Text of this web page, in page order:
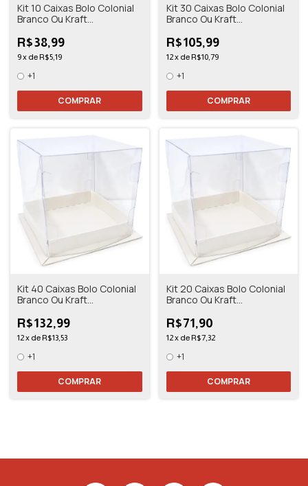
Kit 10 Caixas Bolo Colonial
Branco Ou Kraft
R$38,99
9x de R$5,19
+1
COMPRAR
Kit 30 Caixas Bolo Colonial
Branco Ou Kraft
R$105,99
12x de R$10,79
+1
COMPRAR
Kit 40 Caixas Bolo Colonial
Branco Ou Kraft
R$132,99
12x de R$13,53
+1
COMPRAR
Kit 20 Caixas Bolo Colonial
Branco Ou Kraft
R$71,90
12x de R$7,32
+1
COMPRAR